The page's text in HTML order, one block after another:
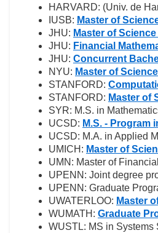
HARVARD: (Univ. de
IUSB: Master of
JHU: Master of
JHU: Financial
JHU: Concurrent
NYU: Master of
STANFORD:
STANFORD: Master of
SYR: M.S. in
UCSD: M.S. - Program
UCSD: M.A. in Applied
UMICH: Master of
UMN: Master of
UPENN: Joint degree
UPENN: Graduate
UWATERLOO: Master
WUMATH: Graduate
WUSTL: MS in Systems